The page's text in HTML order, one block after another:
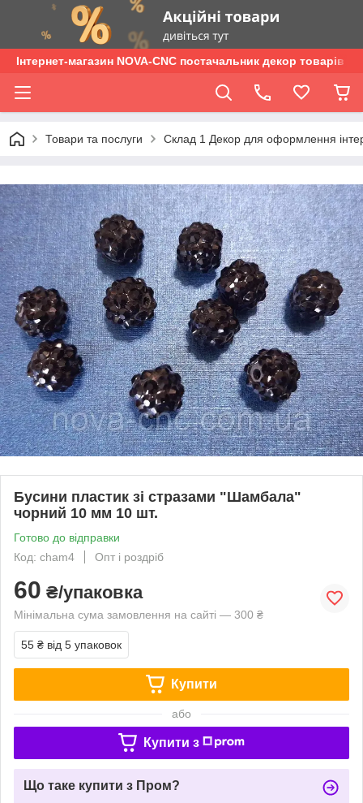
Інтернет-магазин NOVA-CNC постачальник декор товарів
Товари та послуги Склад 1 Декор для оформлення
Бусини пластик зі стразами "Шамбала"
чорний 10 мм 10 шт.
Готово до відправки
Код: cham4
Опт і роздріб
60 ₴/упаковка
Мінімальна сума замовлення на сайті — 300 ₴
55 ₴ від 5 упаковок
Купити
або
Купити з
Що таке купити з Пром?